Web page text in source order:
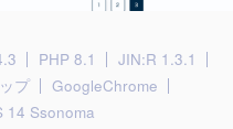
PHP 8.1
JIN:R 1.3.1
プ
GoogleChrome
14 Ssonoma